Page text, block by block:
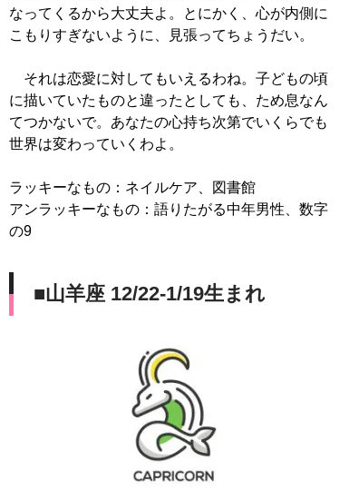
なってくるから大丈夫よ。とにかく、心が内側に
こもりすぎないように、見張ってちょうだい。
それは恋愛に対してもいえるわね。子どもの頃
に描いていたものと違ったとしても、ため息なん
てつかないで。あなたの心持ち次第でいくらでも
世界は変わっていくわよ。
ラッキーなもの：ネイルケア、図書館
アンラッキーなもの：語りたがる中年男性、数字
の9
■山羊座 12/22-1/19生まれ